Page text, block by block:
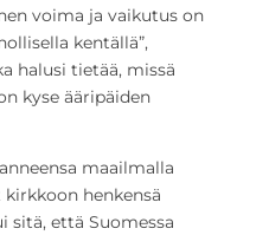
voima ja vaikutus on
kentällä”,
halusi tietää, missä
kyse ääripäiden
maailmalla
henkensä
sitä, että Suomessa